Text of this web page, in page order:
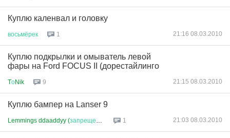
Куплю каленвал и головку
восьмёрек 1 21:16 08.03.2010
Куплю подкрылки и омыватель левой
фары на Ford FOCUS II (дорестайлинго
TоNik 9 21:15 08.03.2010
Куплю бампер на Lanser 9
Lemmings ddaaddyy (запрещено 1 21:03 08.03.2010